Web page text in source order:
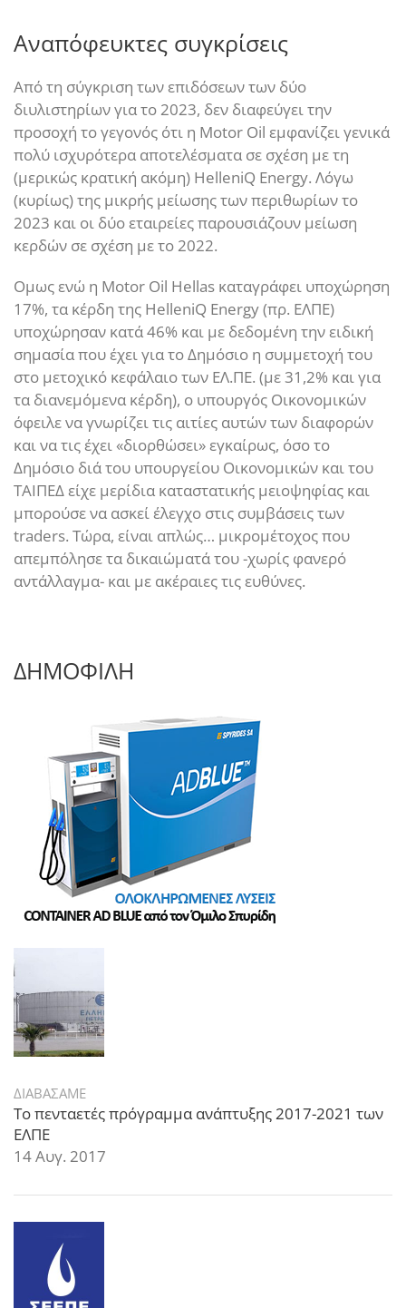
Αναπόφευκτες συγκρίσεις
Από τη σύγκριση των επιδόσεων των δύο
διυλιστηρίων για το 2023, δεν διαφεύγει την
προσοχή το γεγονός ότι η Motor Oil εμφανίζει γενικά
πολύ ισχυρότερα αποτελέσματα σε σχέση με τη
(μερικώς κρατική ακόμη) HelleniQ Energy. Λόγω
(κυρίως) της μικρής μείωσης των περιθωρίων το
2023 και οι δύο εταιρείες παρουσιάζουν μείωση
κερδών σε σχέση με το 2022.
Ομως ενώ η Motor Oil Hellas καταγράφει υποχώρηση
17%, τα κέρδη της HelleniQ Energy (πρ. ΕΛΠΕ)
υποχώρησαν κατά 46% και με δεδομένη την ειδική
σημασία που έχει για το Δημόσιο η συμμετοχή του
στο μετοχικό κεφάλαιο των ΕΛ.ΠΕ. (με 31,2% και για
τα διανεμόμενα κέρδη), o υπουργός Οικονομικών
όφειλε να γνωρίζει τις αιτίες αυτών των διαφορών
και να τις έχει «διορθώσει» εγκαίρως, όσο το
Δημόσιο διά του υπουργείου Οικονομικών και του
ΤΑΙΠΕΔ είχε μερίδια καταστατικής μειοψηφίας και
μπορούσε να ασκεί έλεγχο στις συμβάσεις των
traders. Τώρα, είναι απλώς… μικρομέτοχος που
απεμπόλησε τα δικαιώματά του -χωρίς φανερό
αντάλλαγμα- και με ακέραιες τις ευθύνες.
ΔΗΜΟΦΙΛΗ
ΔΙΑΒΑΣΑΜΕ
Το πενταετές πρόγραμμα ανάπτυξης 2017-2021 των
ΕΛΠΕ
14 Αυγ. 2017